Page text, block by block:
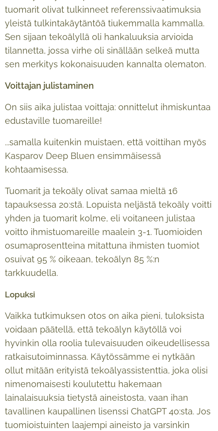
tuomarit olivat tulkinneet referenssivaatimuksia
yleistä tulkintakäytäntöä tiukemmalla kammalla.
Sen sijaan tekoälyllä oli hankaluuksia arvioida
tilannetta, jossa virhe oli sinällään selkeä mutta
sen merkitys kokonaisuuden kannalta olematon.
Voittajan julistaminen
On siis aika julistaa voittaja: onnittelut ihmiskuntaa
edustaville tuomareille!
...samalla kuitenkin muistaen, että voittihan myös
Kasparov Deep Bluen ensimmäisessä
kohtaamisessa.
Tuomarit ja tekoäly olivat samaa mieltä 16
tapauksessa 20:stä. Lopuista neljästä tekoäly voitti
yhden ja tuomarit kolme, eli voitaneen julistaa
voitto ihmistuomareille maalein 3-1. Tuomioiden
osumaprosentteina mitattuna ihmisten tuomiot
osuivat 95 % oikeaan, tekoälyn 85 %:n
tarkkuudella.
Lopuksi
Vaikka tutkimuksen otos on aika pieni, tuloksista
voidaan päätellä, että tekoälyn käytöllä voi
hyvinkin olla roolia tulevaisuuden oikeudellisessa
ratkaisutoiminnassa. Käytössämme ei nytkään
ollut mitään erityistä tekoälyassistenttia, joka olisi
nimenomaisesti koulutettu hakemaan
lainalaisuuksia tietystä aineistosta, vaan ihan
tavallinen kaupallinen lisenssi ChatGPT 4o:sta. Jos
tuomioistuinten laajempi aineisto ja varsinkin